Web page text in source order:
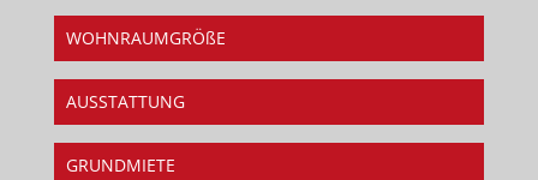
WOHNRAUMGRÖßE
AUSSTATTUNG
GRUNDMIETE